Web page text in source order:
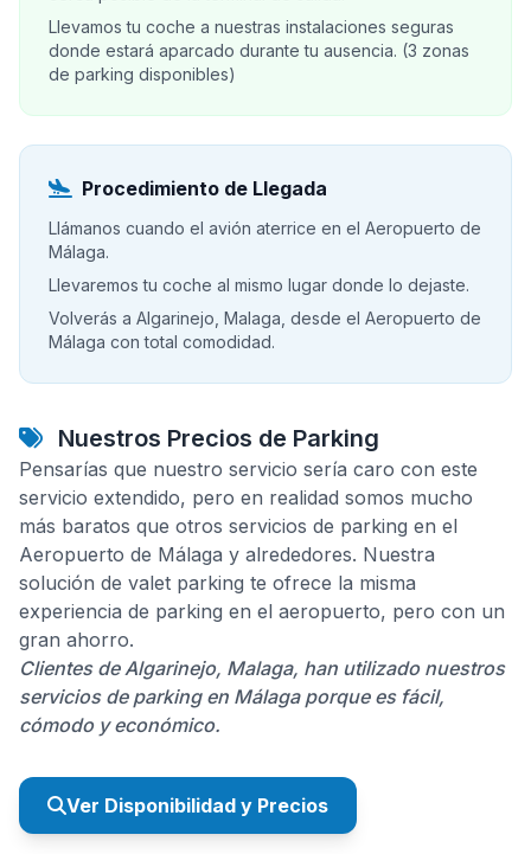
Llevamos tu coche a nuestras instalaciones seguras
donde estará aparcado durante tu ausencia. (3 zonas
de parking disponibles)
Procedimiento de Llegada
Llámanos cuando el avión aterrice en el Aeropuerto de
Málaga.
Llevaremos tu coche al mismo lugar donde lo dejaste.
Volverás a Algarinejo, Malaga, desde el Aeropuerto de
Málaga con total comodidad.
Nuestros Precios de Parking
Pensarías que nuestro servicio sería caro con este
servicio extendido, pero en realidad somos mucho
más baratos que otros servicios de parking en el
Aeropuerto de Málaga y alrededores. Nuestra
solución de valet parking te ofrece la misma
experiencia de parking en el aeropuerto, pero con un
gran ahorro.
Clientes de Algarinejo, Malaga, han utilizado nuestros
servicios de parking en Málaga porque es fácil,
cómodo y económico.
Ver Disponibilidad y Precios